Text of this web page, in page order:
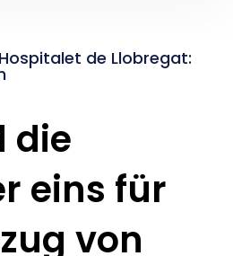
de Llobregat:
die
eins für
von